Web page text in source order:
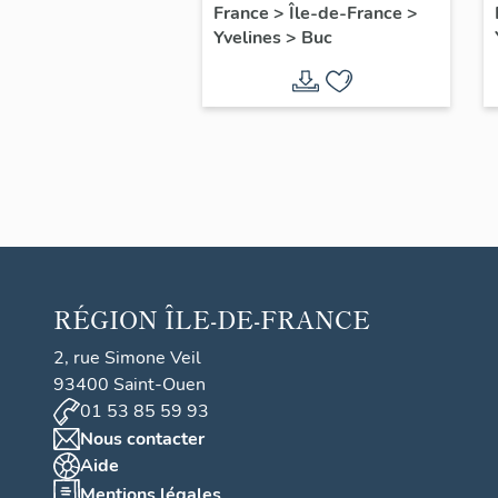
filles, actuellement
annexe de la mairie
France > Île-de-France >
Yvelines> Buc
RÉGION ÎLE-DE-FRANCE
2, rue Simone Veil
93400 Saint-Ouen
01 53 85 59 93
Nous contacter
Aide